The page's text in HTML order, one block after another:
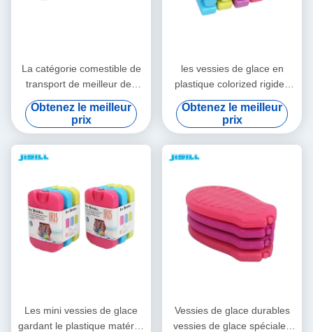
La catégorie comestible de
transport de meilleur des
prix de glace de gel de
sports aquatiques de
pomme HDPE solaire
vaccinique de forme
colorized des vessies de
Obtenez le meilleur
prix
les vessies de glace en
plastique colorized rigides
colorées de catégorie
comestible de HDPE
emploient extensivement
gardent le refroidisseur froid
de bouteille de gel pour la
Obtenez le meilleur
prix
Les mini vessies de glace
gardant le plastique matériel
Vessies de glace durables
vessies de glace spéciales